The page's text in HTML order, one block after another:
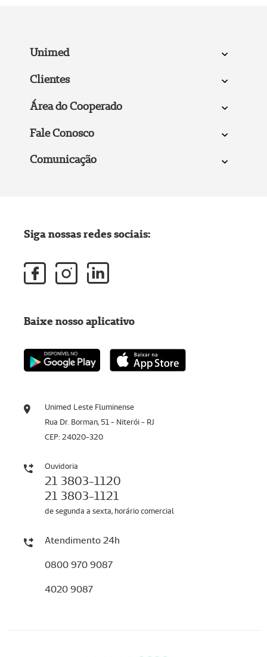
Unimed
Clientes
Área do Cooperado
Fale Conosco
Comunicação
Unimed Leste Fluminense
Rua Dr. Borman, 51 - Niterói - RJ
CEP: 24020-320
Ouvidoria
21 3803-1120
21 3803-1121
de segunda a sexta, horário comercial
Atendimento 24h
0800 970 9087
4020 9087
Siga nossas redes sociais:
Baixe nosso aplicativo